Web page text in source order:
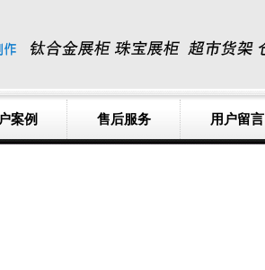
案例 售后服务 用户留言